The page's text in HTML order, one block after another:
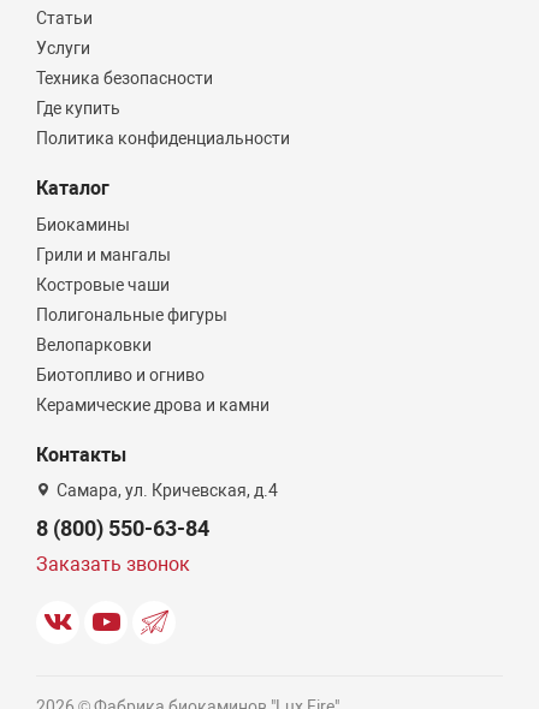
Статьи
Услуги
Техника безопасности
Где купить
Политика конфиденциальности
Каталог
Биокамины
Грили и мангалы
Костровые чаши
Полигональные фигуры
Велопарковки
Биотопливо и огниво
Керамические дрова и камни
Контакты
Самара, ул. Кричевская, д.4
8 (800) 550-63-84
Заказать звонок